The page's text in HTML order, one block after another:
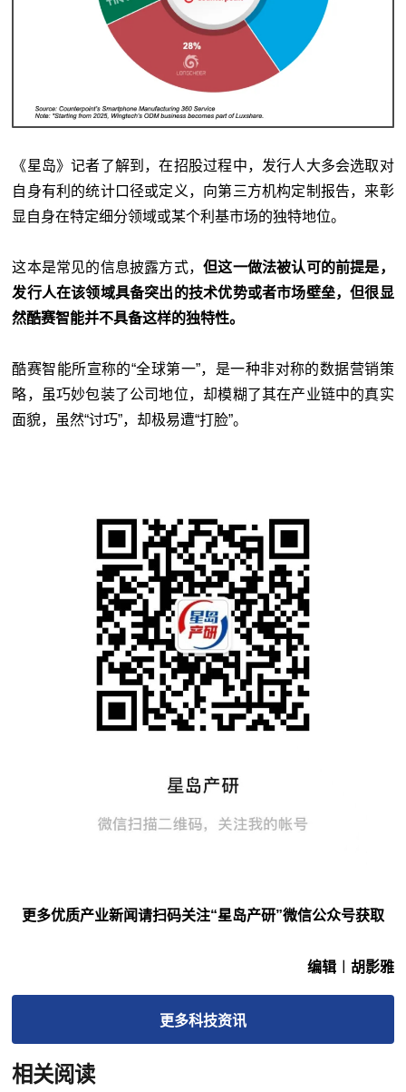
《星岛》记者了解到，在招股过程中，发行人大多会选取对
自身有利的统计口径或定义，向第三方机构定制报告，来彰
显自身在特定细分领域或某个利基市场的独特地位。
这本是常见的信息披露方式，但这一做法被认可的前提是，
发行人在该领域具备突出的技术优势或者市场壁垒，但很显
然酷赛智能并不具备这样的独特性。
酷赛智能所宣称的“全球第一”，是一种非对称的数据营销策
略，虽巧妙包装了公司地位，却模糊了其在产业链中的真实
面貌，虽然“讨巧”，却极易遭“打脸”。
更多优质产业新闻请扫码关注“星岛产研”微信公众号获取
编辑︱胡影雅
更多科技资讯
相关阅读